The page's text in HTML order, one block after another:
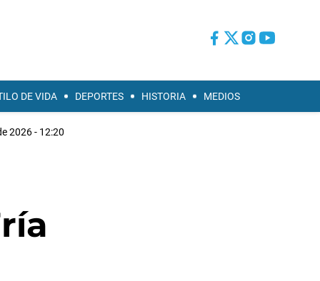
DE VIDA DEPORTES HISTORIA MEDIOS
2026 - 12:20